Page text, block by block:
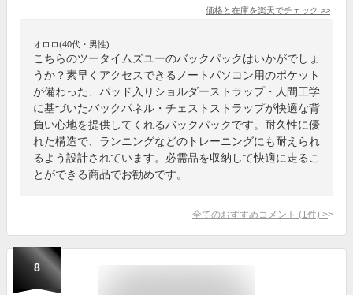
価格と在庫を楽天でチェック >>
オロロ(40代・男性)
こちらのツータイムズユーのバックパックはいかがでしょ
うか？素早くアクセスできるノートパソコン用のポケット
が備わった、パッド入りショルダーストラップ・人間工学
に基づいたバックパネル・チェストストラップが快適な背
負い心地を提供してくれるバックパックです。耐久性に優
れた構造で、ランニングなどのトレーニングにも耐えられ
るよう設計されています。必需品を収納して快適に走るこ
とができる商品でお勧めです。
全てのおすすめコメント (1 件) >
8